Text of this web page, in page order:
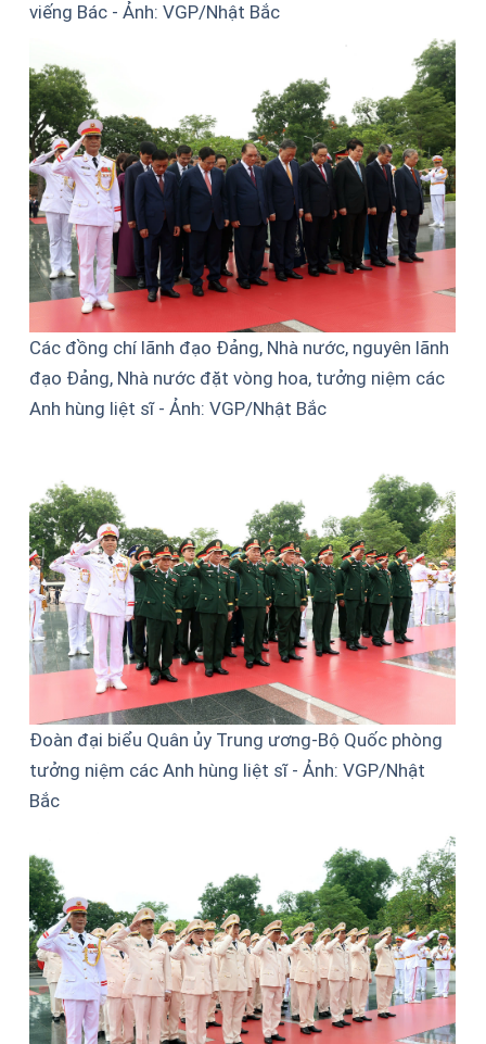
viếng Bác - Ảnh: VGP/Nhật Bắc
Các đồng chí lãnh đạo Đảng, Nhà nước, nguyên lãnh
đạo Đảng, Nhà nước đặt vòng hoa, tưởng niệm các
Anh hùng liệt sĩ - Ảnh: VGP/Nhật Bắc
Đoàn đại biểu Quân ủy Trung ương-Bộ Quốc phòng
tưởng niệm các Anh hùng liệt sĩ - Ảnh: VGP/Nhật
Bắc